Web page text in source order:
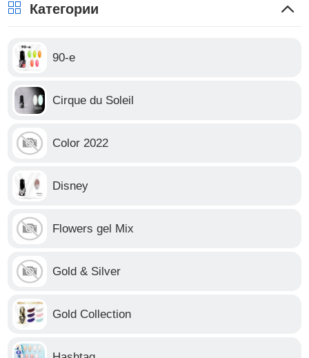
Категории
90-е
Cirque du Soleil
Color 2022
Disney
Flowers gel Mix
Gold & Silver
Gold Collection